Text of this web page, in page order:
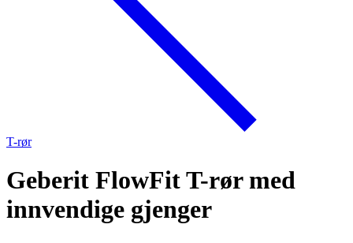
T-rør
Geberit FlowFit T-rør med
innvendige gjenger